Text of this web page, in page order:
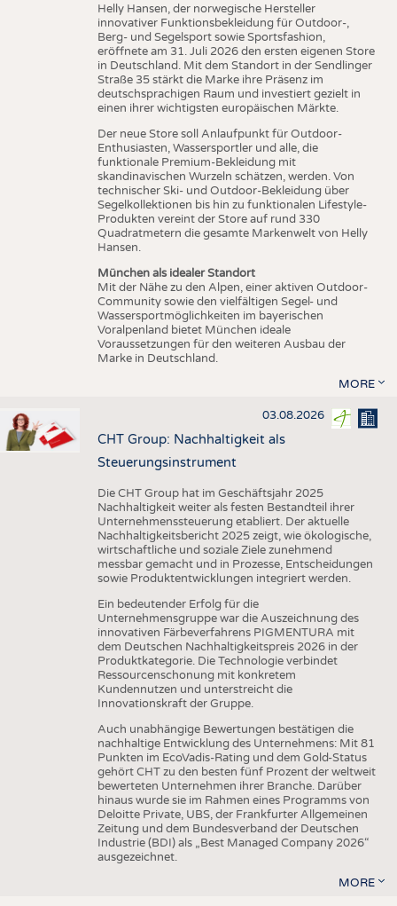
Helly Hansen, der norwegische Hersteller
innovativer Funktionsbekleidung für Outdoor-,
Berg- und Segelsport sowie Sportsfashion,
eröffnete am 31. Juli 2026 den ersten eigenen Store
in Deutschland. Mit dem Standort in der Sendlinger
Straße 35 stärkt die Marke ihre Präsenz im
deutschsprachigen Raum und investiert gezielt in
einen ihrer wichtigsten europäischen Märkte.
Der neue Store soll Anlaufpunkt für Outdoor-
Enthusiasten, Wassersportler und alle, die
funktionale Premium-Bekleidung mit
skandinavischen Wurzeln schätzen, werden. Von
technischer Ski- und Outdoor-Bekleidung über
Segelkollektionen bis hin zu funktionalen Lifestyle-
Produkten vereint der Store auf rund 330
Quadratmetern die gesamte Markenwelt von Helly
Hansen.
München als idealer Standort
Mit der Nähe zu den Alpen, einer aktiven Outdoor-
Community sowie den vielfältigen Segel- und
Wassersportmöglichkeiten im bayerischen
Voralpenland bietet München ideale
Voraussetzungen für den weiteren Ausbau der
Marke in Deutschland.
MORE
03.08.2026
CHT Group: Nachhaltigkeit als
Steuerungsinstrument
Die CHT Group hat im Geschäftsjahr 2025
Nachhaltigkeit weiter als festen Bestandteil ihrer
Unternehmenssteuerung etabliert. Der aktuelle
Nachhaltigkeitsbericht 2025 zeigt, wie ökologische,
wirtschaftliche und soziale Ziele zunehmend
messbar gemacht und in Prozesse, Entscheidungen
sowie Produktentwicklungen integriert werden.
Ein bedeutender Erfolg für die
Unternehmensgruppe war die Auszeichnung des
innovativen Färbeverfahrens PIGMENTURA mit
dem Deutschen Nachhaltigkeitspreis 2026 in der
Produktkategorie. Die Technologie verbindet
Ressourcenschonung mit konkretem
Kundennutzen und unterstreicht die
Innovationskraft der Gruppe.
Auch unabhängige Bewertungen bestätigen die
nachhaltige Entwicklung des Unternehmens: Mit 81
Punkten im EcoVadis-Rating und dem Gold-Status
gehört CHT zu den besten fünf Prozent der weltweit
bewerteten Unternehmen ihrer Branche. Darüber
hinaus wurde sie im Rahmen eines Programms von
Deloitte Private, UBS, der Frankfurter Allgemeinen
Zeitung und dem Bundesverband der Deutschen
Industrie (BDI) als „Best Managed Company 2026“
ausgezeichnet.
MORE